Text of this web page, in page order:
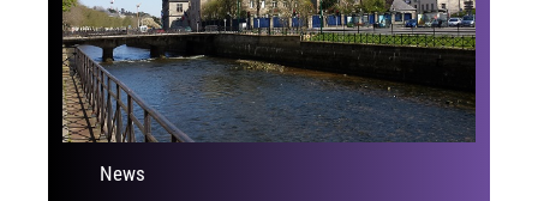
Une conférence TEDx
organisée à Brest par un
étudiant